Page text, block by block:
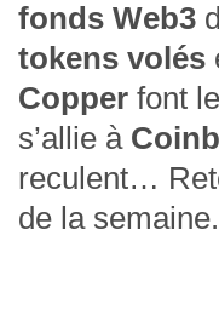
fonds Web3
tokens volés
Copper font
s’allie à
reculent…
de la semaine.